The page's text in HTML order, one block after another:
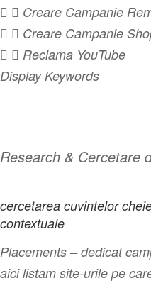
  Creare Campanie
  Creare Campanie
  Reclama YouTube
Display Keywords
Research & Cercetare
cercetarea cuvintelor
contextuale
Placements – dedicat
aici listam site-urile pe